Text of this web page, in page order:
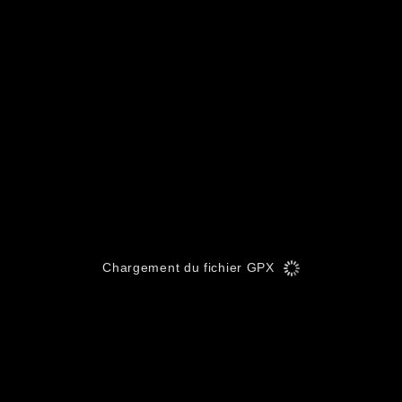
Chargement du fichier GPX